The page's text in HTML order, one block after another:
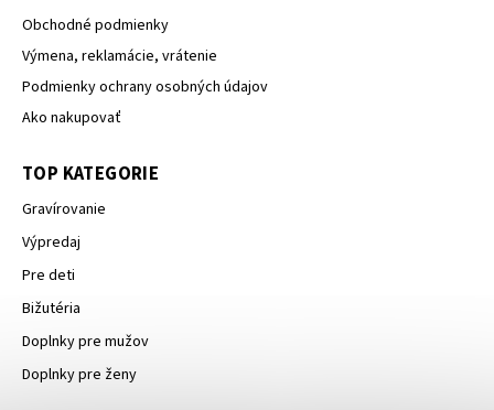
Obchodné podmienky
Výmena, reklamácie, vrátenie
Podmienky ochrany osobných údajov
Ako nakupovať
TOP KATEGORIE
Gravírovanie
Výpredaj
Pre deti
Bižutéria
Doplnky pre mužov
Doplnky pre ženy